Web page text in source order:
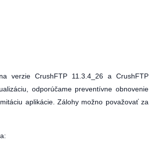
verzie CrushFTP 11.3.4_26 a CrushFTP
odporúčame preventívne obnovenie
aplikácie. Zálohy možno považovať za